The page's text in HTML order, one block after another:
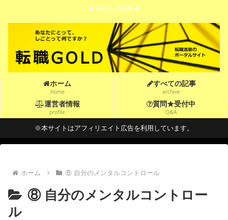
★ 日本人の転職 ★
ホーム
home
すべての記事
archive
運営者情報
profile
質問★受付中
Q&A
※本サイトはアフィリエイト広告を利用しています。
ホーム ⑧ 自分のメンタルコントロール
⑧ 自分のメンタルコントロー
ル